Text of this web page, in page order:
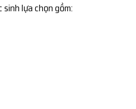
lựa chọn gồm: